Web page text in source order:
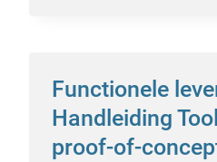
Functionele
Handleiding
proof-of-